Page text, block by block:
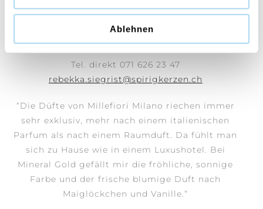
Ablehnen
Purchasing Manager
Rebekka Siegrist
Tel. direkt 071 626 23 47
rebekka.siegrist@spirigkerzen.ch
“Die Düfte von Millefiori Milano riechen immer
sehr exklusiv, mehr nach einem italienischen
Parfum als nach einem Raumduft. Da fühlt man
sich zu Hause wie in einem Luxushotel. Bei
Mineral Gold gefällt mir die fröhliche, sonnige
Farbe und der frische blumige Duft nach
Maiglöckchen und Vanille.“